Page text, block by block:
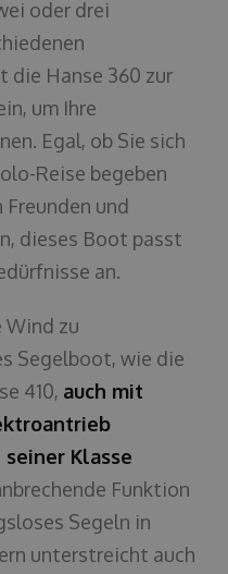
oder drei
die Hanse 360 zur
um Ihre
Egal, ob Sie sich
Reise begeben
und
dieses Boot passt
an.
Wind zu
Segelboot, wie die
410, auch mit
Klasse
Funktion
Segeln in
unterstreicht auch